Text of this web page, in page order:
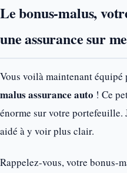
Le bonus-malus,
une assurance sur
Vous voilà maintenant équipé
malus assurance auto ! Ce
énorme sur votre portefeuille.
aidé à y voir plus clair.
Rappelez-vous, votre bonus-